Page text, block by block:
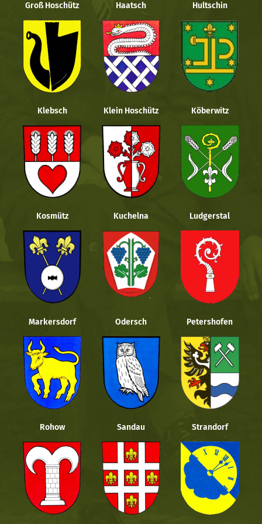
Groß Hoschütz Haatsch Hultschin
Klebsch Klein Hoschütz Köberwitz
Kosmütz Kuchelna Ludgerstal
Markersdorf Odersch Petershofen
Rohow Sandau Strandorf